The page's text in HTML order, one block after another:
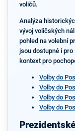
voličů.
Analýza
vývoj voličských
pohled na volební
jsou dostupné i
kontext pro
Volby do
Volby do
Volby do
Volby do